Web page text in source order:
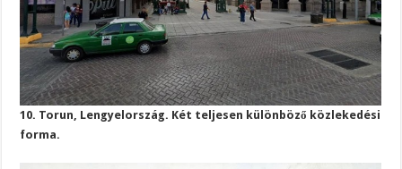
10. Torun, Lengyelország. Két teljesen különböző közlekedési
forma.